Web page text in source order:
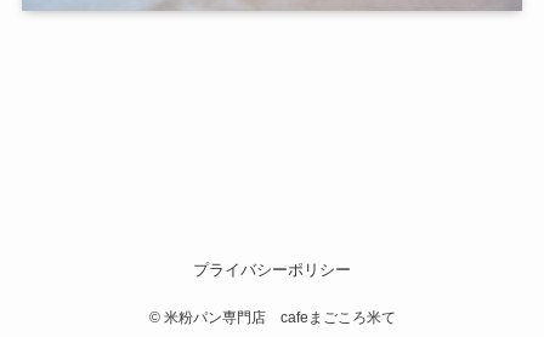
プライバシーポリシー
©米粉パン専門店 cafeまごころ米て